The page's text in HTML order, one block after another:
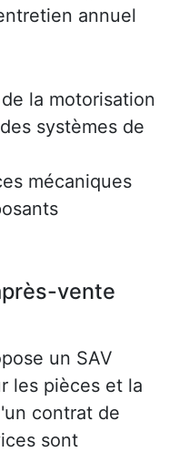
annuel
la motorisation
systèmes de
mécaniques
vente
un SAV
les pièces et la
contrat de
sont